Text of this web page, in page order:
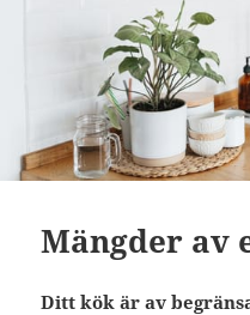
Mängder av
Ditt kök är av